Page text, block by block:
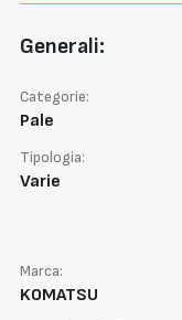
Generali:
Categorie:
Pale
Tipologia:
Varie
Marca:
KOMATSU